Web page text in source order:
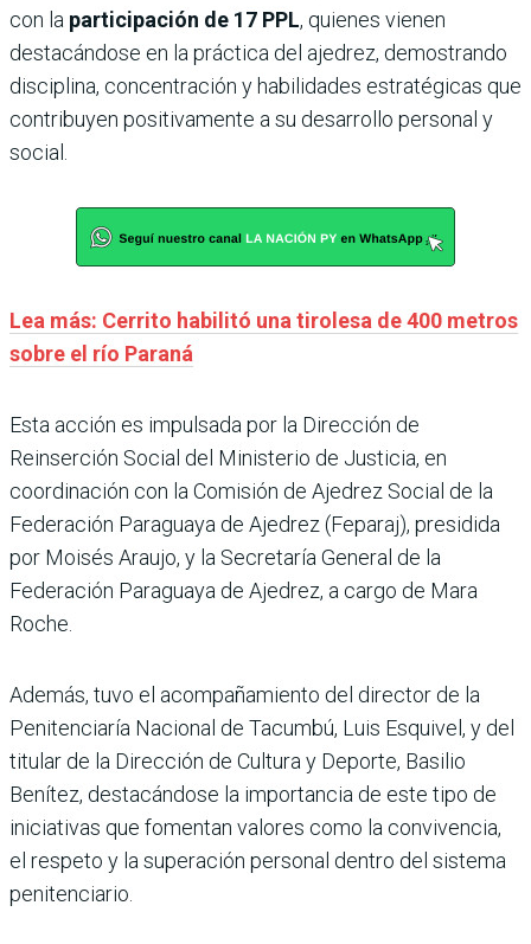
con la participación de 17 PPL, quienes vienen
destacándose en la práctica del ajedrez, demostrando
disciplina, concentración y habilidades estratégicas que
contribuyen positivamente a su desarrollo personal y
social.
Lea más: Cerrito habilitó una tirolesa de 400 metros
sobre el río Paraná
Esta acción es impulsada por la Dirección de
Reinserción Social del Ministerio de Justicia, en
coordinación con la Comisión de Ajedrez Social de la
Federación Paraguaya de Ajedrez (Feparaj), presidida
por Moisés Araujo, y la Secretaría General de la
Federación Paraguaya de Ajedrez, a cargo de Mara
Roche.
Además, tuvo el acompañamiento del director de la
Penitenciaría Nacional de Tacumbú, Luis Esquivel, y del
titular de la Dirección de Cultura y Deporte, Basilio
Benítez, destacándose la importancia de este tipo de
iniciativas que fomentan valores como la convivencia,
el respeto y la superación personal dentro del sistema
penitenciario.